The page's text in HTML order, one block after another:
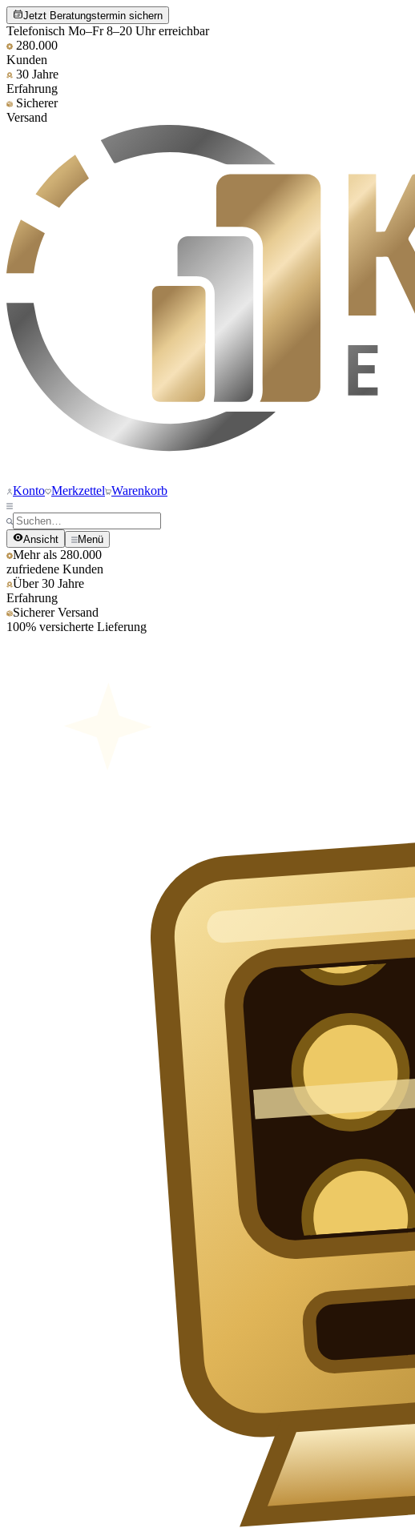
Jetzt Beratungstermin sichern
Telefonisch Mo–Fr 8–20 Uhr erreichbar
280.000
Kunden
30 Jahre
Erfahrung
Sicherer
Versand
Konto Merkzettel Warenkorb
Ansicht Menü
Mehr als 280.000
zufriedene Kunden
Über 30 Jahre
Erfahrung
Sicherer Versand
100% versicherte Lieferung